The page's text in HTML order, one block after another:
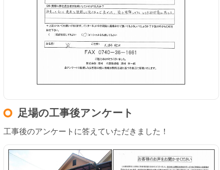
足場の工事後アンケート
工事後のアンケートに答えていただきました！